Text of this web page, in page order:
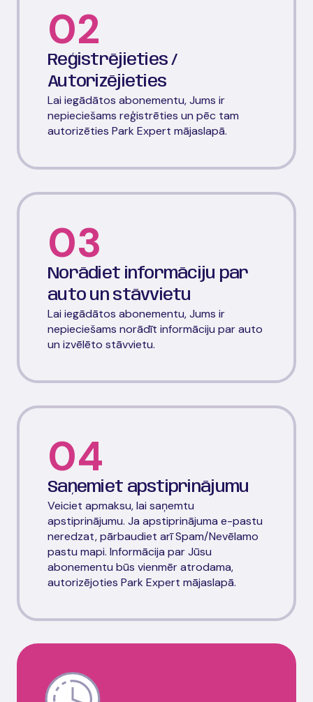
02
Reģistrējieties /
Autorizējieties
Lai iegādātos abonementu, Jums ir
nepieciešams reģistrēties un pēc tam
autorizēties Park Expert mājaslapā.
03
Norādiet informāciju par
auto un stāvvietu
Lai iegādātos abonementu, Jums ir
nepieciešams norādīt informāciju par auto
un izvēlēto stāvvietu.
04
Saņemiet apstiprinājumu
Veiciet apmaksu, lai saņemtu
apstiprinājumu. Ja apstiprinājuma e-pastu
neredzat, pārbaudiet arī Spam/Nevēlamo
pastu mapi. Informācija par Jūsu
abonementu būs vienmēr atrodama,
autorizējoties Park Expert mājaslapā.